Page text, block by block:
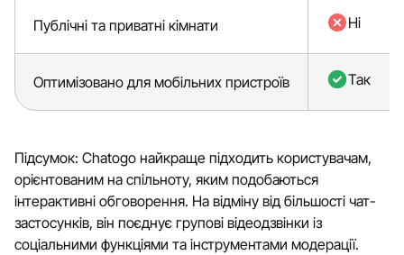
Публічні та приватні кімнати Ні
Оптимізовано для мобільних пристроїв Так
Підсумок: Chatogo найкраще підходить користувачам,
орієнтованим на спільноту, яким подобаються
інтерактивні обговорення. На відміну від більшості чат-
застосунків, він поєднує групові відеодзвінки із
соціальними функціями та інструментами модерації.